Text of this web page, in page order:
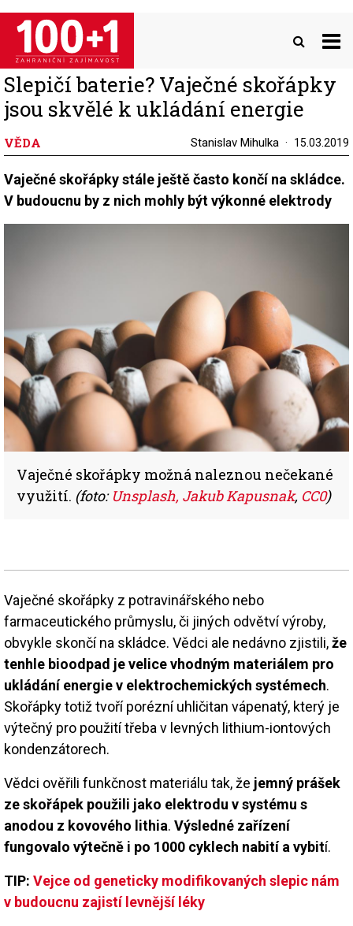
Přejít
hlavnímu
obsahu
Slepičí baterie? Vaječné skořápky
jsou skvělé k ukládání energie
VĚDA Stanislav Mihulka 15.03.2019
Vaječné skořápky stále ještě často končí na skládce.
V budoucnu by z nich mohly být výkonné elektrody
Vaječné skořápky možná naleznou nečekané
využití. (foto: Unsplash, Jakub Kapusnak, CC0)
Vaječné skořápky z potravinářského nebo
farmaceutického průmyslu, či jiných odvětví výroby,
obvykle skončí na skládce. Vědci ale nedávno zjistili,že
tenhle bioodpad je velice vhodným materiálem pro
ukládání energie v elektrochemických systémech.
Skořápky totiž tvoří porézní uhličitan vápenatý, který je
výtečný pro použití třeba v levných lithium-iontových
kondenzátorech.
Vědci ověřili funkčnost materiálu tak, že jemný prášek
ze skořápek použili jako elektrodu v systému s
anodou z kovového lithia. Výsledné zařízení
fungovalo výtečně i po 1000 cyklech nabití a vybití.
TIP: Vejce od geneticky modifikovaných slepic nám
v budoucnu zajistí levnější léky